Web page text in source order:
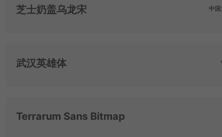
芝士奶盖乌龙宋 中
武汉英雄体
Terrarum Sans Bitmap